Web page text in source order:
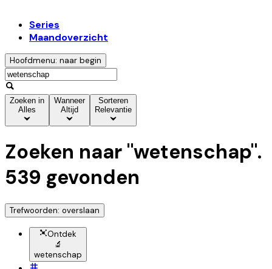
Series
Maandoverzicht
Hoofdmenu: naar begin
Zoeken in
Alles
Wanneer
Altijd
Sorteren
Relevantie
Zoeken naar "wetenschap".
539 gevonden
Trefwoorden: overslaan
Ontdek
🔬
wetenschap